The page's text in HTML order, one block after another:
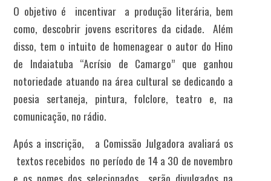
O objetivo é incentivar a produção literária, bem
como, descobrir jovens escritores da cidade. Além
disso, tem o intuito de homenagear o autor do Hino
de Indaiatuba “Acrísio de Camargo” que ganhou
notoriedade atuando na área cultural se dedicando a
poesia sertaneja, pintura, folclore, teatro e, na
comunicação, no rádio.
Após a inscrição, a Comissão Julgadora avaliará os
textos recebidos no período de 14 a 30 de novembro